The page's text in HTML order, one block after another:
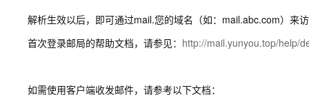
解析生效以后，即可通过mail.您的域名（如：mail.abc.com）来
首次登录邮局的帮助文档，请参见： http://mail.yunyou.top/help/
如需使用客户端收发邮件，请参考以下文档：